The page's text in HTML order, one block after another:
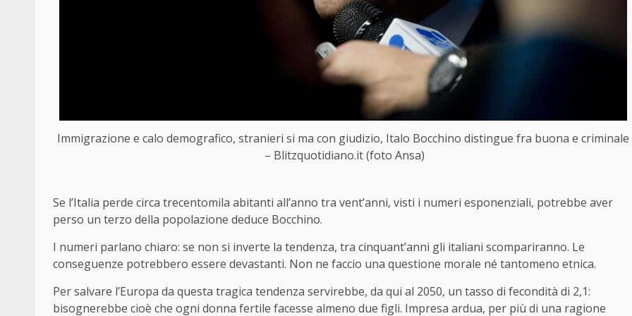
Immigrazione e calo demografico, stranieri si ma con giudizio, Italo Bocchino distingue fra buona e criminale
– Blitzquotidiano.it (foto Ansa)
Se l’Italia perde circa trecentomila abitanti all’anno tra vent’anni, visti i numeri esponenziali, potrebbe aver
perso un terzo della popolazione deduce Bocchino.
I numeri parlano chiaro: se non si inverte la tendenza, tra cinquant’anni gli italiani scompariranno. Le
conseguenze potrebbero essere devastanti. Non ne faccio una questione morale né tantomeno etnica.
Per salvare l’Europa da questa tragica tendenza servirebbe, da qui al 2050, un tasso di fecondità di 2,1:
bisognerebbe cioè che ogni donna fertile facesse almeno due figli. Impresa ardua, per più di una ragione